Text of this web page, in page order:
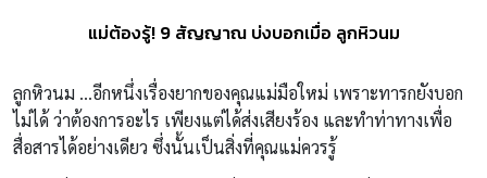
แม่ต้องรู้! 9 สัญญาณ บ่งบอกเมื่อ ลูกหิวนม
ลูกหิวนม …อีกหนึ่งเรื่องยากของคุณแม่มือใหม่ เพราะทารกยังบอก
ไม่ได้ ว่าต้องการอะไร เพียงแต่ได้ส่งเสียงร้อง และทำท่าทางเพื่อ
สื่อสารได้อย่างเดียว ซึ่งนั้นเป็นสิ่งที่คุณแม่ควรรู้